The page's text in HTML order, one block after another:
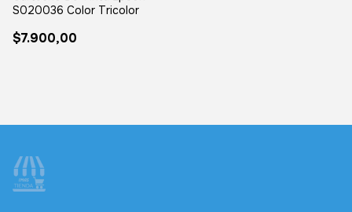
S020036 Color Tricolor
$7.900,00